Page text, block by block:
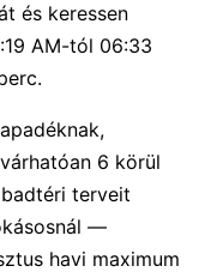
és keressen
AM-tól 06:33
6 körül
terveit
—
havi maximum